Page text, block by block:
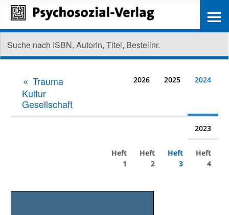
Trauma
Kultur
Gesellschaft
2026 2025 2024
2023
Heft
1
Heft
2
Heft
3
Heft
4
≡